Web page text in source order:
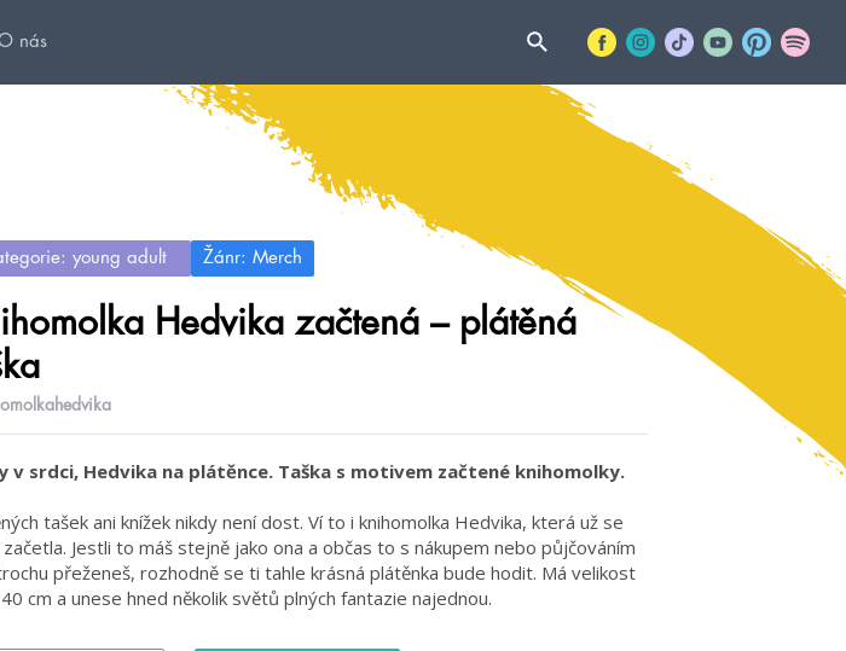
nás
young adult Žánr: Merch
Hedvika začtená – plátěná
v srdci, Hedvika na plátěnce. Taška s motivem začtené knihomolky.
tašek ani knížek nikdy není dost. Ví to i knihomolka Hedvika, která už se
Jestli to máš stejně jako ona a občas to s nákupem nebo půjčováním
přeženeš, rozhodně se ti tahle krásná plátěnka bude hodit. Má velikost
cm a unese hned několik světů plných fantazie najednou.